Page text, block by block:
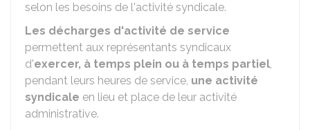
selon les besoins de l'activité syndicale.
Les décharges d'activité de service
permettent aux représentants syndicaux
d'exercer, à temps plein ou à temps partiel,
pendant leurs heures de service, une activité
syndicale en lieu et place de leur activité
administrative.